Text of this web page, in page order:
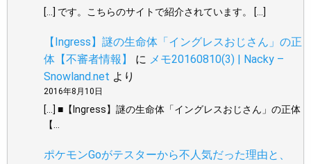
[…] です。こちらのサイトで紹介されています。 […]
【Ingress】謎の生命体「イングレスおじさん」の正
体【不審者情報】
に メモ20160810(3) | Nacky –
Snowland.net より
2016年8月10日
[…] ■【Ingress】謎の生命体「イングレスおじさん」の正体
【…
ポケモンGoがテスターから不人気だった理由と、